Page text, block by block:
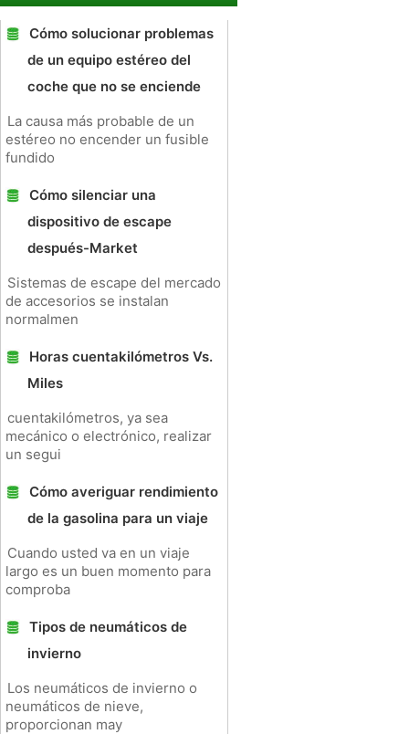
Cómo solucionar problemas
de un equipo estéreo del
coche que no se enciende
La causa más probable de un
estéreo no encender un fusible
fundido
Cómo silenciar una
dispositivo de escape
después-Market
Sistemas de escape del mercado
de accesorios se instalan
normalmen
Horas cuentakilómetros Vs.
Miles
cuentakilómetros, ya sea
mecánico o electrónico, realizar
un segui
Cómo averiguar rendimiento
de la gasolina para un viaje
Cuando usted va en un viaje
largo es un buen momento para
comproba
Tipos de neumáticos de
invierno
Los neumáticos de invierno o
neumáticos de nieve,
proporcionan may